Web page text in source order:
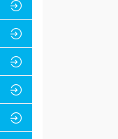




